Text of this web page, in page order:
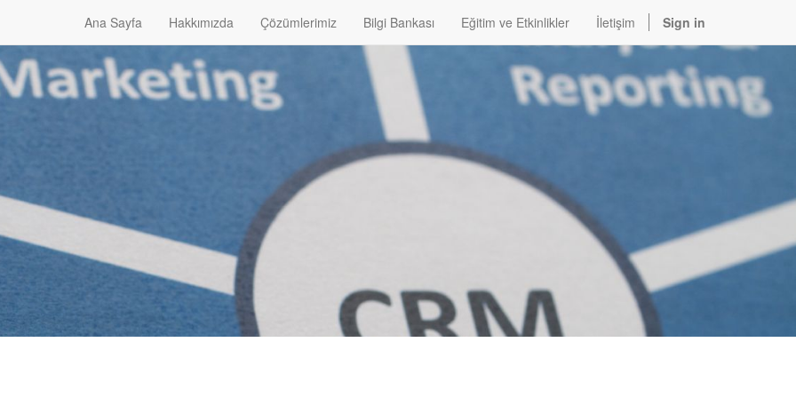
Ana Sayfa Hakkımızda Çözümlerimiz Bilgi Bankası Eğitim ve Etkinlikler İletişim Sign in